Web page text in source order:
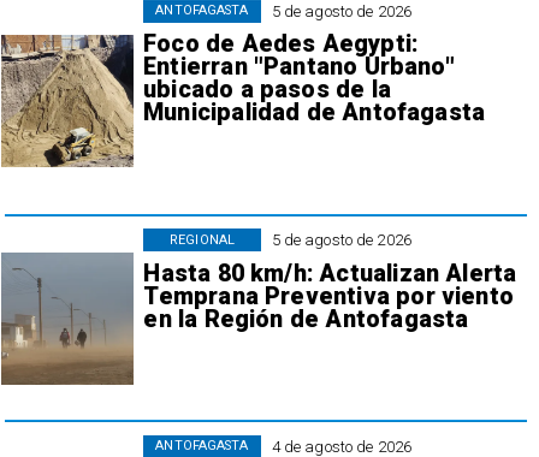
5 de agosto de 2026
Foco de Aedes Aegypti:
Entierran "Pantano Urbano"
ubicado a pasos de la
Municipalidad de Antofagasta
ANTOFAGASTA
5 de agosto de 2026
Hasta 80 km/h: Actualizan Alerta
Temprana Preventiva por viento
en la Región de Antofagasta
REGIONAL
4 de agosto de 2026
ANTOFAGASTA